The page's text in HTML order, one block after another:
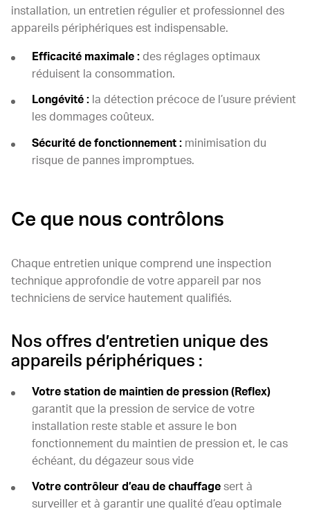
installation, un entretien régulier et professionnel des
appareils périphériques est indispensable.
Efficacité maximale : des réglages optimaux
réduisent la consommation.
Longévité : la détection précoce de l’usure prévient
les dommages coûteux.
Sécurité de fonctionnement : minimisation du
risque de pannes impromptues.
Ce que nous contrôlons
Chaque entretien unique comprend une inspection
technique approfondie de votre appareil par nos
techniciens de service hautement qualifiés.
Nos offres d’entretien unique des
appareils périphériques :
Votre station de maintien de pression (Reflex)
garantit que la pression de service de votre
installation reste stable et assure le bon
fonctionnement du maintien de pression et, le cas
échéant, du dégazeur sous vide
Votre contrôleur d’eau de chauffage sert à
surveiller et à garantir une qualité d’eau optimale